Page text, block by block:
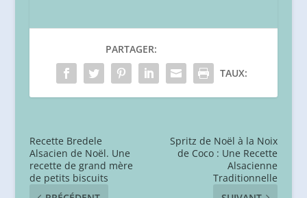
PARTAGER:
TAUX:
Recette Bredele
Alsacien de Noël. Une
recette de grand mère
de petits biscuits
Spritz de Noël à la Noix
de Coco : Une Recette
Alsacienne
Traditionnelle